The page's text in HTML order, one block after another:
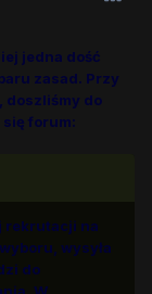
jedna dość
zasad. Przy
doszliśmy do
forum:
rekrutacji na
wysyła
do
W